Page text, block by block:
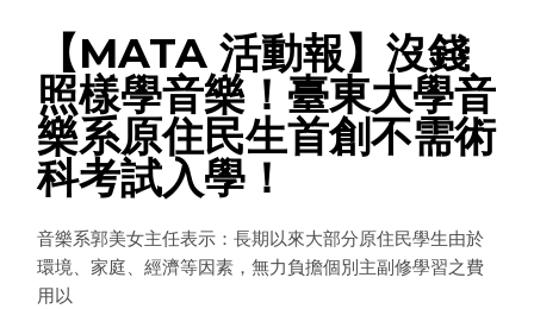
【MATA 活動報】沒錢
照樣學音樂！臺東大學音
樂系原住民生首創不需術
科考試入學！
音樂系郭美女主任表示：長期以來大部分原住民學生由於
環境、家庭、經濟等因素，無力負擔個別主副修學習之費
用以